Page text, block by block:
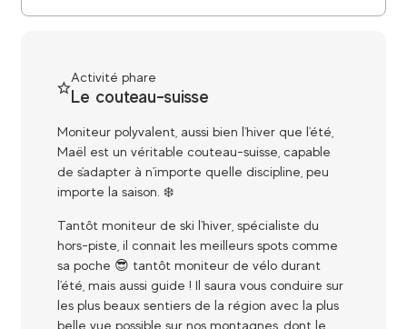
Activité phare
Le couteau-suisse
Moniteur polyvalent, aussi bien l'hiver que l'été,
Maël est un véritable couteau-suisse, capable
de s'adapter à n'importe quelle discipline, peu
importe la saison. ❄️​
Tantôt moniteur de ski l'hiver, spécialiste du
hors-piste, il connait les meilleurs spots comme
sa poche 😎​ tantôt moniteur de vélo durant
l'été, mais aussi guide ! Il saura vous conduire sur
les plus beaux sentiers de la région avec la plus
belle vue possible sur nos montagnes, dont le